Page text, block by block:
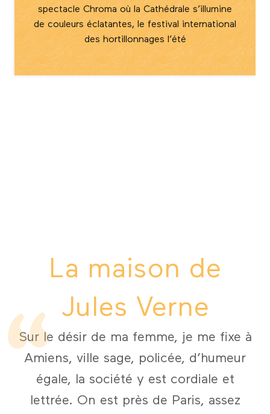
spectacle Chroma où la Cathédrale s’illumine
de couleurs éclatantes, le festival international
des hortillonnages l’été
La maison de
Jules Verne
Sur le désir de ma femme, je me fixe à
Amiens, ville sage, policée, d’humeur
égale, la société y est cordiale et
lettrée. On est près de Paris, assez